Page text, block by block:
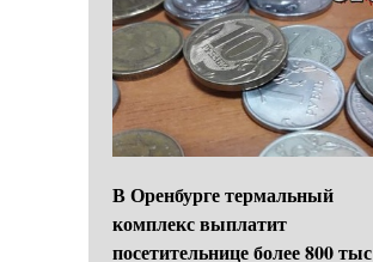
В Оренбурге термальный
комплекс выплатит
посетительнице более 800 тыс